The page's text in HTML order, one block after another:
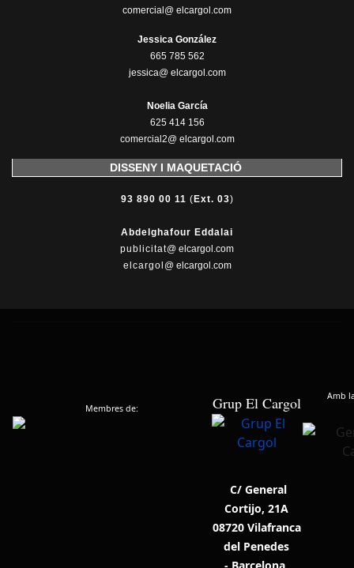
comercial@ elcargol.com
Jessica González
665 785 562
jessica@ elcargol.com
Noelia García
625 414 156
comercial2@ elcargol.com
DISSENY I MAQUETACIÓ
93 890 00 11 ( Ext. 03)
Abdelghafour Eddalai
publicitat@ elcargol.com
elcargol @ elcargol.com
Membres de: Grup El Cargol Amb
C/ General
Cortijo, 21A
08720 Vilafranca
del Penedes